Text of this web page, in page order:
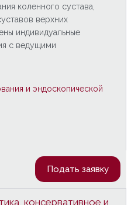
коленного сустава,
верхних
индивидуальные
с ведущими
и эндоскопической
Подать заявку
консервативное и